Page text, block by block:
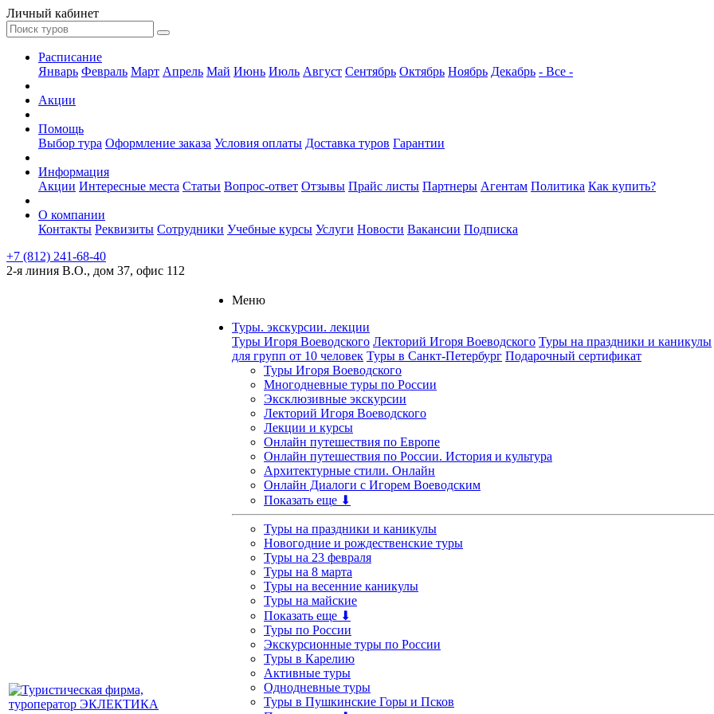
Личный кабинет
Расписание
Январь Февраль Март Апрель Май Июнь Июль Август Сентябрь Октябрь Ноябрь Декабрь - Все -
Акции
Помощь
Выбор тура Оформление заказа Условия оплаты Доставка туров Гарантии
Информация
Акции Интересные места Статьи Вопрос-ответ Отзывы Прайс листы Партнеры Агентам Политика Как купить?
О компании
Контакты Реквизиты Сотрудники Учебные курсы Услуги Новости Вакансии Подписка
+7 (812) 241-68-40
2-я линия В.О., дом 37, офис 112
Меню
Туры. экскурсии. лекции
Туры Игоря Воеводского Лекторий Игоря Воеводского Туры на праздники и каникулы
для групп от 10 человек Туры в Санкт-Петербург Подарочный сертификат
Туры Игоря Воеводского
Многодневные туры по России
Эксклюзивные экскурсии
Лекторий Игоря Воеводского
Лекции и курсы
Онлайн путешествия по Европе
Онлайн путешествия по России. История и культура
Архитектурные стили. Онлайн
Онлайн Диалоги с Игорем Воеводским
Показать еще ⬇
Туры на праздники и каникулы
Новогодние и рождественские туры
Туры на 23 февраля
Туры на 8 марта
Туры на весенние каникулы
Туры на майские
Показать еще ⬇
Туры по России
Экскурсионные туры по России
Туры в Карелию
Активные туры
Однодневные туры
Туры в Пушкинские Горы и Псков